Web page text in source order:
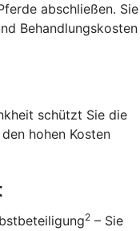
abschließen. Sie
Behandlungskosten
schützt Sie die
hohen Kosten
2 – Sie